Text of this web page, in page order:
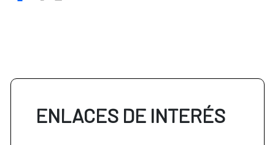
ENLACES DE INTERÉS